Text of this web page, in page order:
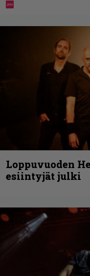
Loppuvuoden
esiintyjät julki